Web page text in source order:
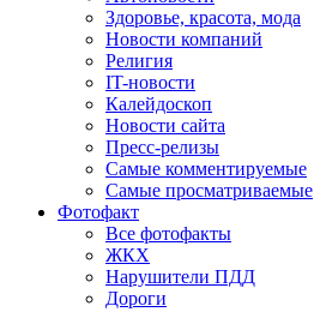
Здоровье, красота, мода
Новости компаний
Религия
IT-новости
Калейдоскоп
Новости сайта
Пресс-релизы
Самые комментируемые
Самые просматриваемые
Фотофакт
Все фотофакты
ЖКХ
Нарушители ПДД
Дороги